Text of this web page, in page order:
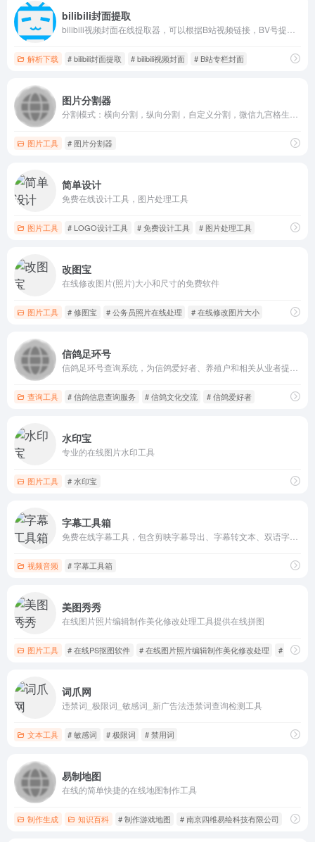
bilibili封面提取
解析下载 # bilibili封面提取 # bilibili视频封面 # B站专栏封面
图片分割器
图片工具 # 图片分割器
简单设计
免费在线设计工具，图片处理工具
图片工具 # LOGO设计工具 # 免费设计工具 # 图片处理工具
改图宝
在线修改图片(照片)大小和尺寸的免费软件
图片工具 # 修图宝 # 公务员照片在线处理 # 在线修改图片大小
信鸽足环号
查询工具 # 信鸽信息查询服务 # 信鸽文化交流 # 信鸽爱好者
水印宝
专业的在线图片水印工具
图片工具 # 水印宝
字幕工具箱
视频音频 # 字幕工具箱
美图秀秀
在线图片照片编辑制作美化修改处理工具提供在线拼图
图片工具 # 在线PS抠图软件 # 在线图片照片编辑制作美化修改处理 # 在线拼
词爪网
违禁词_极限词_敏感词_新广告法违禁词查询检测工具
文本工具 # 敏感词 # 极限词 # 禁用词
易制地图
在线的简单快捷的在线地图制作工具
制作生成 知识百科 # 制作游戏地图 # 南京四维易绘科技有限公司 # 易制